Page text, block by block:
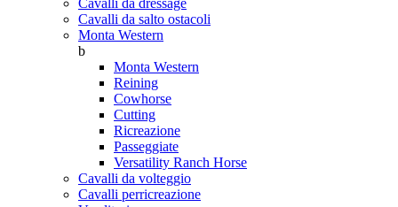
Cavalli da dressage
Cavalli da salto ostacoli
Monta Western
b
Monta Western
Reining
Cowhorse
Cutting
Ricreazione
Passeggiate
Versatility Ranch Horse
Cavalli da volteggio
Cavalli perricreazione